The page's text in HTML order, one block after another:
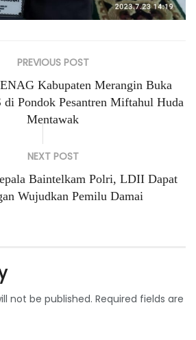
PREVIOUS POST
Kabupaten Merangin Buka
di Pondok Pesantren Miftahul Huda
Mentawak
NEXT POST
Baintelkam Polri, LDII Dapat
Wujudkan Pemilu Damai
not be published. Required fields are